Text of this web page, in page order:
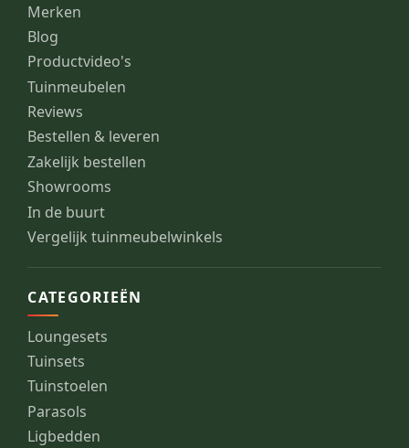
Merken
Blog
Productvideo's
Tuinmeubelen
Reviews
Bestellen & leveren
Zakelijk bestellen
Showrooms
In de buurt
Vergelijk tuinmeubelwinkels
CATEGORIEËN
Loungesets
Tuinsets
Tuinstoelen
Parasols
Ligbedden